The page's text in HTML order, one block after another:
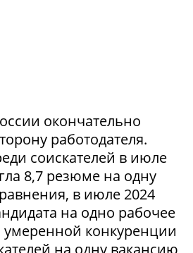
окончательно
работодателя.
соискателей в июле
8,7 резюме на одну
в июле 2024
на одно рабочее
конкуренции
на одну вакансию